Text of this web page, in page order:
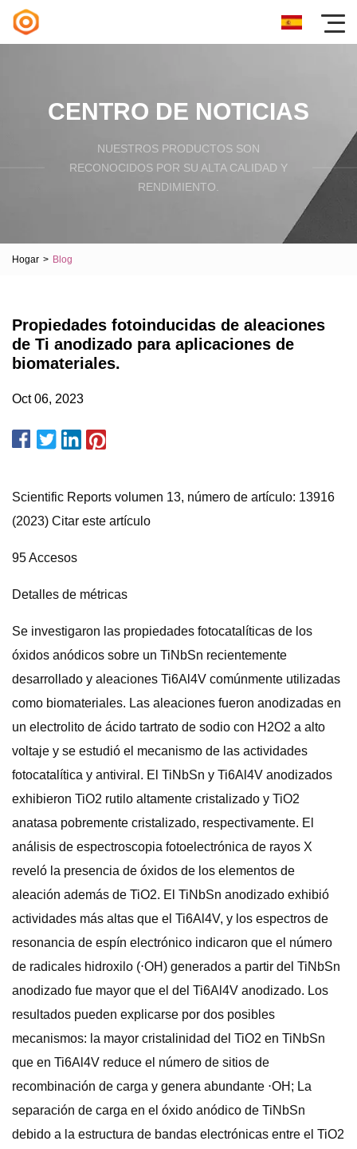
CENTRO DE NOTICIAS
NUESTROS PRODUCTOS SON
RECONOCIDOS POR SU ALTA CALIDAD Y
RENDIMIENTO.
Hogar > Blog
Propiedades fotoinducidas de aleaciones
de Ti anodizado para aplicaciones de
biomateriales.
Oct 06, 2023
Scientific Reports volumen 13, número de artículo: 13916
(2023) Citar este artículo
95 Accesos
Detalles de métricas
Se investigaron las propiedades fotocatalíticas de los
óxidos anódicos sobre un TiNbSn recientemente
desarrollado y aleaciones Ti6Al4V comúnmente utilizadas
como biomateriales. Las aleaciones fueron anodizadas en
un electrolito de ácido tartrato de sodio con H2O2 a alto
voltaje y se estudió el mecanismo de las actividades
fotocatalítica y antiviral. El TiNbSn y Ti6Al4V anodizados
exhibieron TiO2 rutilo altamente cristalizado y TiO2
anatasa pobremente cristalizado, respectivamente. El
análisis de espectroscopia fotoelectrónica de rayos X
reveló la presencia de óxidos de los elementos de
aleación además de TiO2. El TiNbSn anodizado exhibió
actividades más altas que el Ti6Al4V, y los espectros de
resonancia de espín electrónico indicaron que el número
de radicales hidroxilo (⋅OH) generados a partir del TiNbSn
anodizado fue mayor que el del Ti6Al4V anodizado. Los
resultados pueden explicarse por dos posibles
mecanismos: la mayor cristalinidad del TiO2 en TiNbSn
que en Ti6Al4V reduce el número de sitios de
recombinación de carga y genera abundante ⋅OH; La
separación de carga en el óxido anódico de TiNbSn
debido a la estructura de bandas electrónicas entre el TiO2